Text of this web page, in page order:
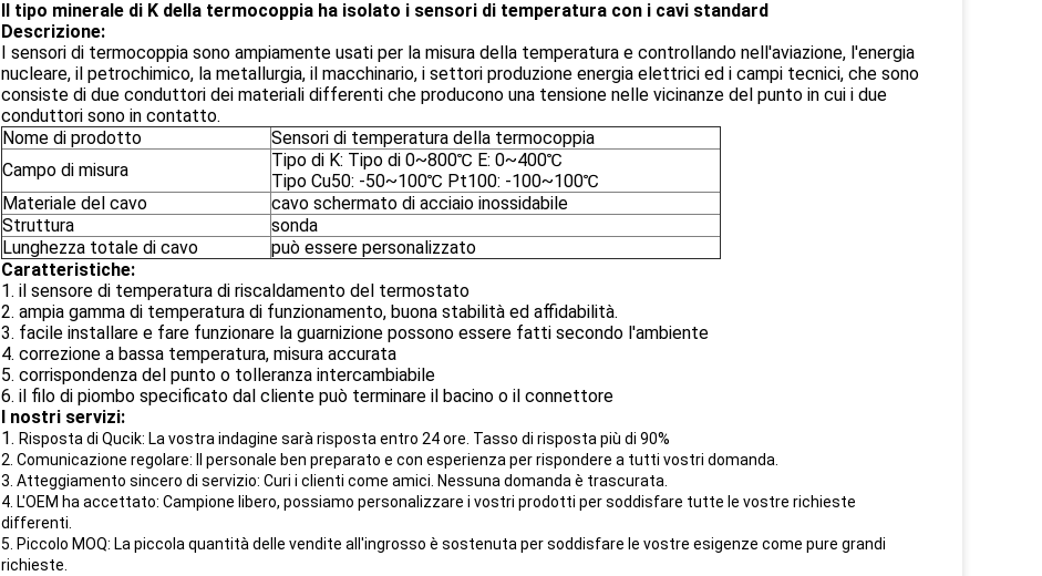
Il tipo minerale di K della termocoppia ha isolato i sensori di temperatura con i cavi standard
Descrizione:
I sensori di termocoppia sono ampiamente usati per la misura della temperatura e controllando nell'aviazione, l'energia
nucleare, il petrochimico, la metallurgia, il macchinario, i settori produzione energia elettrici ed i campi tecnici, che sono
consiste di due conduttori dei materiali differenti che producono una tensione nelle vicinanze del punto in cui i due
conduttori sono in contatto.
Nome di prodotto
Sensori di temperatura della termocoppia
Campo di misura
Tipo di K: Tipo di 0~800℃ E: 0~400℃
Tipo Cu50: -50~100℃ Pt100: -100~100℃
Materiale del cavo
cavo schermato di acciaio inossidabile
Struttura
sonda
Lunghezza totale di cavo
può essere personalizzato
Caratteristiche:
1. il sensore di temperatura di riscaldamento del termostato
2. ampia gamma di temperatura di funzionamento, buona stabilità ed affidabilità.
3. facile installare e fare funzionare la guarnizione possono essere fatti secondo l'ambiente
4. correzione a bassa temperatura, misura accurata
5. corrispondenza del punto o tolleranza intercambiabile
6. il filo di piombo specificato dal cliente può terminare il bacino o il connettore
I nostri servizi:
1. Risposta di Qucik: La vostra indagine sarà risposta entro 24 ore. Tasso di risposta più di 90%
2. Comunicazione regolare: Il personale ben preparato e con esperienza per rispondere a tutti vostri domanda.
3. Atteggiamento sincero di servizio: Curi i clienti come amici. Nessuna domanda è trascurata.
4. L'OEM ha accettato: Campione libero, possiamo personalizzare i vostri prodotti per soddisfare tutte le vostre richieste
differenti.
5. Piccolo MOQ: La piccola quantità delle vendite all'ingrosso è sostenuta per soddisfare le vostre esigenze come pure grandi
richieste.